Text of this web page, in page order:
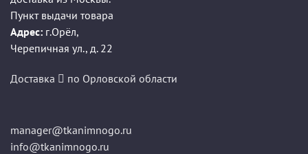
Пункт выдачи товара
Адрес: г.Орёл,
Черепичная ул., д. 22
Доставка по Орловской области
manager@tkanimnogo.ru
info@tkanimnogo.ru